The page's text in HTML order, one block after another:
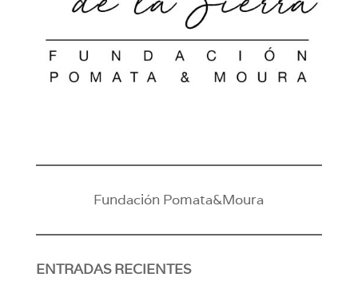
Fundación Pomata&Moura
ENTRADAS RECIENTES